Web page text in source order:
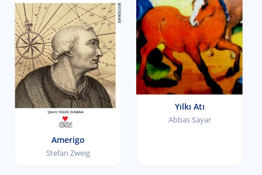
Amerigo
Stefan Zweig
Yılkı Atı
Abbas Sayar